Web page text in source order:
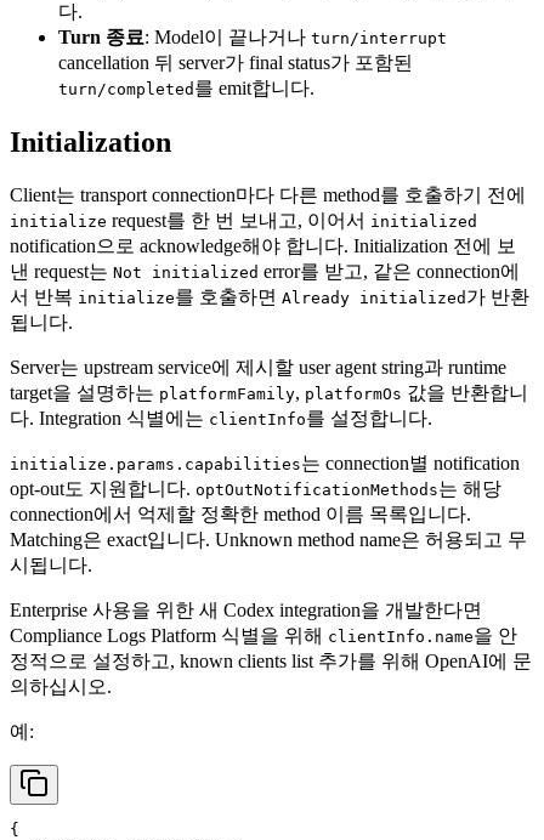
다.
Turn 종료: Model이 끝나거나 turn/interrupt
cancellation 뒤 server가 final status가 포함된
turn/completed 를 emit합니다.
Initialization
Client는 transport connection마다 다른 method를 호출하기 전에
initialize request를 한 번 보내고, 이어서 initialized
notification으로 acknowledge해야 합니다. Initialization 전에 보
낸 request는 Not initialized error를 받고, 같은 connection에
서 반복 initialize를 호출하면 Already initialized 가 반환
됩니다.
Server는 upstream service에 제시할 user agent string과 runtime
target을 설명하는 platformFamily, platformOs 값을 반환합니
다. Integration 식별에는 clientInfo를 설정합니다.
initialize.params.capabilities는 connection별 notification
opt-out도 지원합니다. optOutNotificationMethods는 해당
connection에서 억제할 정확한 method 이름 목록입니다.
Matching은 exact입니다. Unknown method name은 허용되고 무
시됩니다.
Enterprise 사용을 위한 새 Codex integration을 개발한다면
Compliance Logs Platform 식별을 위해 clientInfo.name을 안
정적으로 설정하고, known clients list 추가를 위해 OpenAI에 문
의하십시오.
예:
{